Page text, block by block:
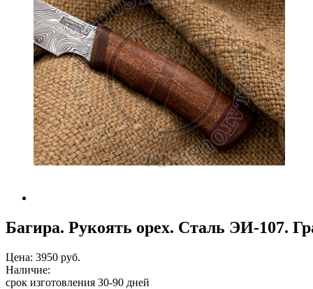
Багира. Рукоять орех. Сталь ЭИ-107.
Цена: 3950 руб.
Наличие:
срок изготовления 30-90 дней